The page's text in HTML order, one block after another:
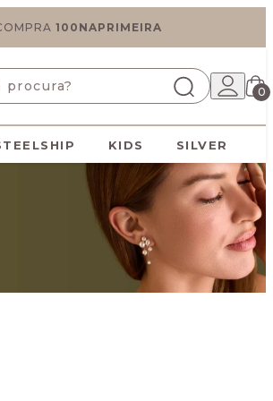
100NAPRIMEIRA
0
KIDS SILVER